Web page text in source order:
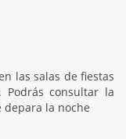
las salas de fiestas
consultar la
la noche